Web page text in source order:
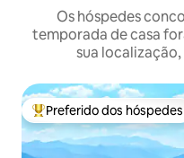
Os hóspedes
temporada de casa
sua
Entre os melhores
Preferido dos hóspedes